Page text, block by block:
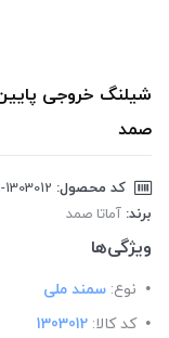
صمد
کد محصول:
برند: آماتا صمد
ویژگی‌ها
نوع: سمند ملی
کد کالا: 1303012